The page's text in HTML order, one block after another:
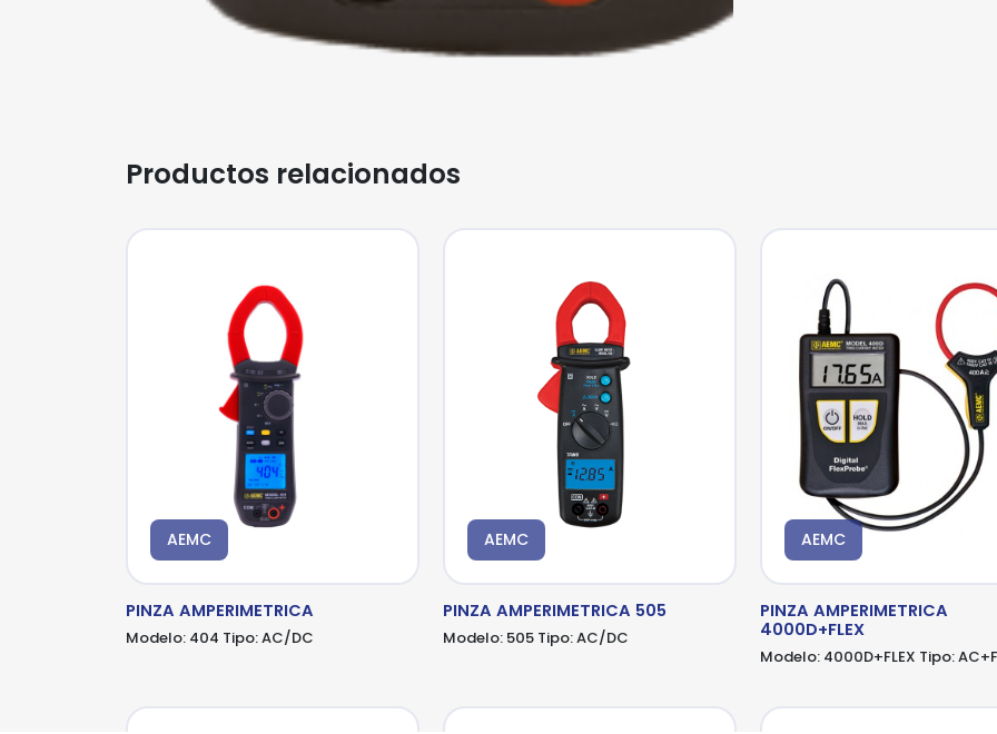
Productos relacionados
AEMC
PINZA AMPERIMETRICA
Modelo: 404 Tipo:AC/DC
AEMC
PINZA AMPERIMETRICA 505
Modelo: 505Tipo:AC/DC
AEMC
PINZA AMPERIMETRICA
4000D+FLEX
Modelo: 4000D+FLEX Tipo: